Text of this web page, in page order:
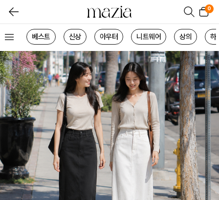
0
베스트 신상 아우터 니트웨어 상의 하